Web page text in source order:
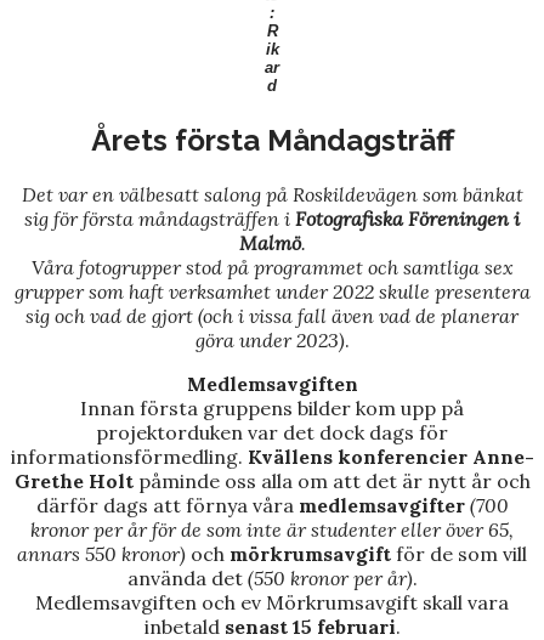
:
R
ik
ar
d
Årets första Måndagsträff
Det var en välbesatt salong på Roskildevägen som bänkat
sig för första måndagsträffen i Fotografiska Föreningen i
Malmö.
Våra fotogrupper stod på programmet och samtliga sex
grupper som haft verksamhet under 2022 skulle presentera
sig och vad de gjort (och i vissa fall även vad de planerar
göra under 2023).
Medlemsavgiften
Innan första gruppens bilder kom upp på
projektorduken var det dock dags för
informationsförmedling. Kvällens konferencier Anne-
Grethe Holtpåminde oss alla om att det är nytt år och
därför dags att förnya våra medlemsavgifter(700
kronor per år för de som inte är studenter eller över 65,
annars 550 kronor) och mörkrumsavgift för de som vill
använda det(550 kronor per år).
Medlemsavgiften och ev Mörkrumsavgift skall vara
inbetald senast 15 februari.